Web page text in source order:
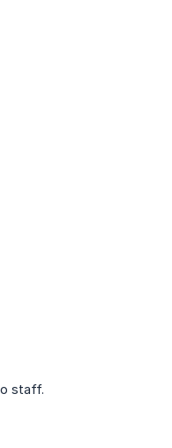
staff.